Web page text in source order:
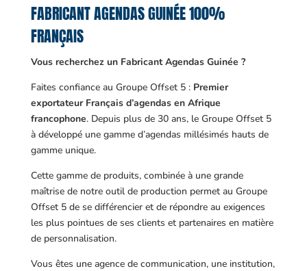
FABRICANT AGENDAS GUINÉE 100%
FRANÇAIS
Vous recherchez un Fabricant Agendas Guinée ?
Faites confiance au Groupe Offset 5 : Premier
exportateur Français d’agendas en Afrique
francophone. Depuis plus de 30 ans, le Groupe Offset 5
à développé une gamme d’agendas millésimés hauts de
gamme unique.
Cette gamme de produits, combinée à une grande
maîtrise de notre outil de production permet au Groupe
Offset 5 de se différencier et de répondre au exigences
les plus pointues de ses clients et partenaires en matière
de personnalisation.
Vous êtes une agence de communication, une institution,